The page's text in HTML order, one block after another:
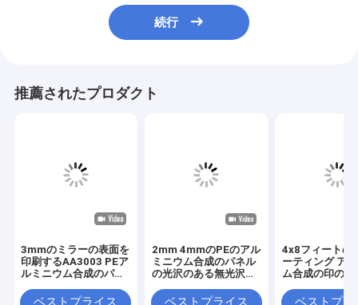
続行
推薦されたプロダクト
3mmのミラーの表面を
印刷するAA3003 PEア
ルミニウム合成のパネ
2mm 4mmのPEのアル
ミニウム合成のパネル
の光沢のある無光沢ア
4x8フィートの
ーティング ア
ム合成の印のパ
ネルを打ち抜い